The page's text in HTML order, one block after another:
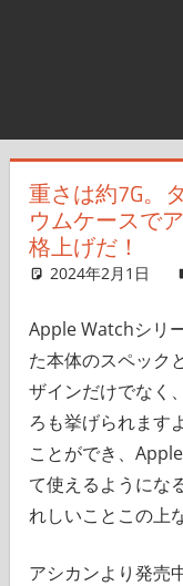
重さは約7G。
ウムケースで
格上げだ！
2024年2月1日
Apple Watchシリ
た本体のスペック
ザインだけでなく
ろも挙げられます
ことができ、
て使えるようにな
れしいことこの上
アシカンより発売